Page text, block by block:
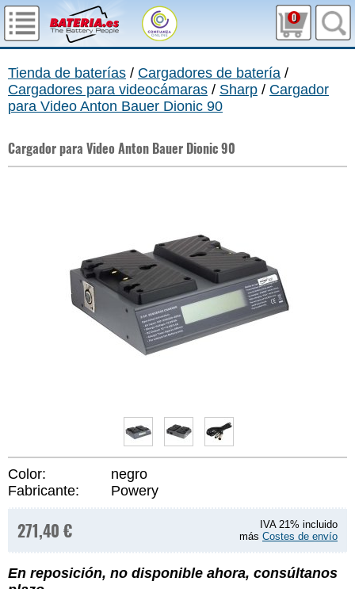
0
Tienda de baterías / Cargadores de batería /
Cargadores para videocámaras / Sharp / Cargador
para Video Anton Bauer Dionic 90
Cargador para Video Anton Bauer Dionic 90
Color:
negro
Fabricante:
Powery
271,40 €
IVA 21% incluido
más Costes de envío
En reposición, no disponible ahora, consúltanos